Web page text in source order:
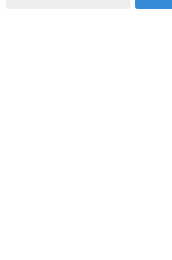
externe, vos Données sont